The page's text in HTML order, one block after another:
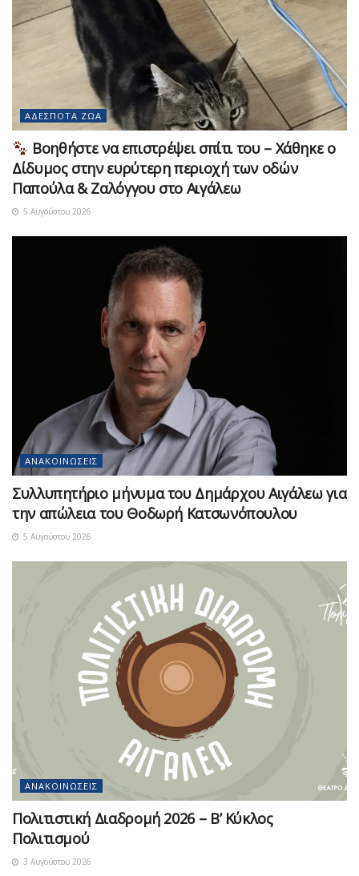
ΑΔΈΣΠΟΤΑ ΖΏΑ
Βοηθήστε να επιστρέψει σπίτι του – Χάθηκε ο
Δίδυμος στην ευρύτερη περιοχή των οδών
Παπούλα & Ζαλόγγου στο Αιγάλεω
5 Αυγούστου 2026
ΑΝΑΚΟΙΝΏΣΕΙΣ
Συλλυπητήριο μήνυμα του Δημάρχου Αιγάλεω για
την απώλεια του Θοδωρή Κατσωνόπουλου
5 Αυγούστου 2026
ΑΝΑΚΟΙΝΏΣΕΙΣ
Πολιτιστική Διαδρομή 2026 – Β’ Κύκλος
Πολιτισμού
3 Αυγούστου 2026